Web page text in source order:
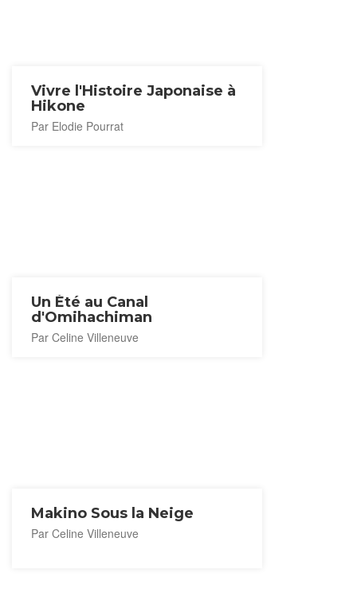
Vivre l'Histoire Japonaise à
Hikone
Par Elodie Pourrat
Un Été au Canal
d'Omihachiman
Par Celine Villeneuve
Makino Sous la Neige
Par Celine Villeneuve